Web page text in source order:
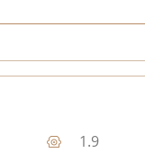
1.9